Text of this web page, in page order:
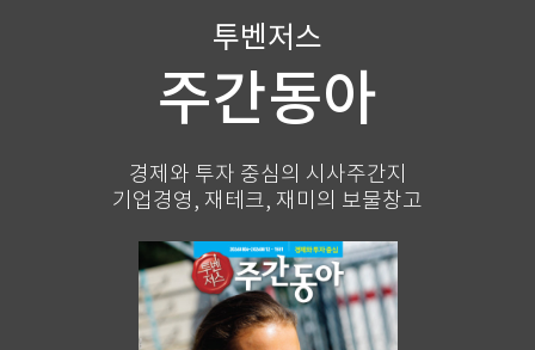
투벤저스
주간동아
경제와 투자 중심의 시사주간지
기업경영, 재테크, 재미의 보물창고